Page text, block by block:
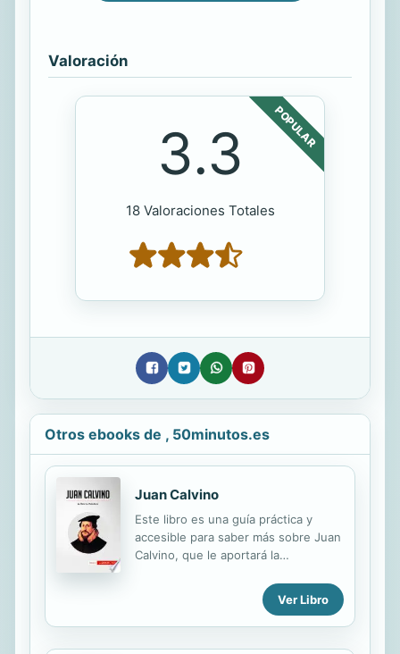
Valoración
POPULAR
3.3
18 Valoraciones Totales
Otros ebooks de , 50minutos.es
Juan Calvino
Este libro es una guía práctica y
accesible para saber más sobre Juan
Calvino, que le aportará la
ganar tiempo. En tan solo 50
minutos, usted podrá: • Conocer en
profundidad la vida de Juan Calvino y
Ver Libro